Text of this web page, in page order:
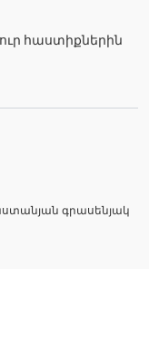
հաստիքներին
գրասենյակ